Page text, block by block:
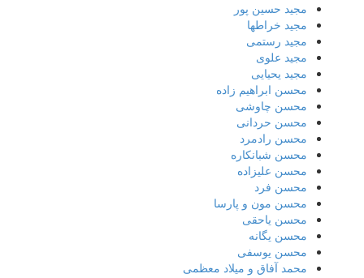
مجید حسین پور
مجید خراطها
مجید رستمی
مجید علوی
مجید یحیایی
محسن ابراهیم زاده
محسن چاوشی
محسن حردانی
محسن رادمرد
محسن شبانکاره
محسن علیزاده
محسن فرد
محسن مون و پارسا
محسن یاحقی
محسن یگانه
محسن یوسفی
محمد آفاق و میلاد معظمی